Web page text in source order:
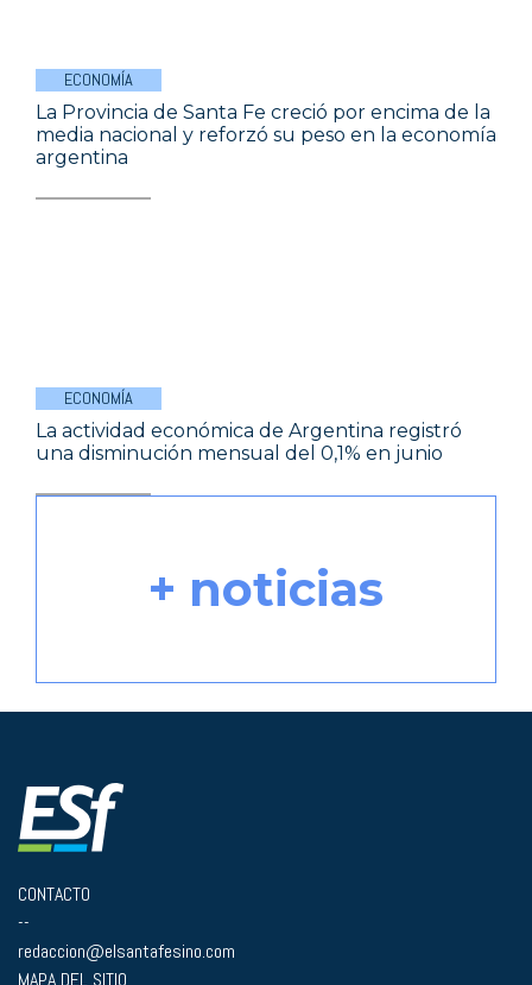
ECONOMÍA
La Provincia de Santa Fe creció por encima de la
media nacional y reforzó su peso en la economía
argentina
ECONOMÍA
La actividad económica de Argentina registró
una disminución mensual del 0,1% en junio
+ noticias
CONTACTO
--
redaccion@elsantafesino.com
MAPA DEL SITIO